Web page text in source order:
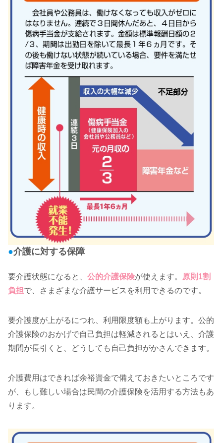
●介護に対する保障
要介護状態になると、 公的介護保険が使えます。
原則1割
負担で、さまざまな介護サービスを利用できるのです。
要介護度が上がるにつれ、利用限度額も上がります。公的
介護保険のおかげで自己負担は軽減されるとはいえ、介護
期間が長引くと、どうしても自己負担がかさんできます。
介護費用はできれば余裕資金で備えておきたいところです
が、もし難しい場合は民間の介護保険を活用する方法もあ
ります。